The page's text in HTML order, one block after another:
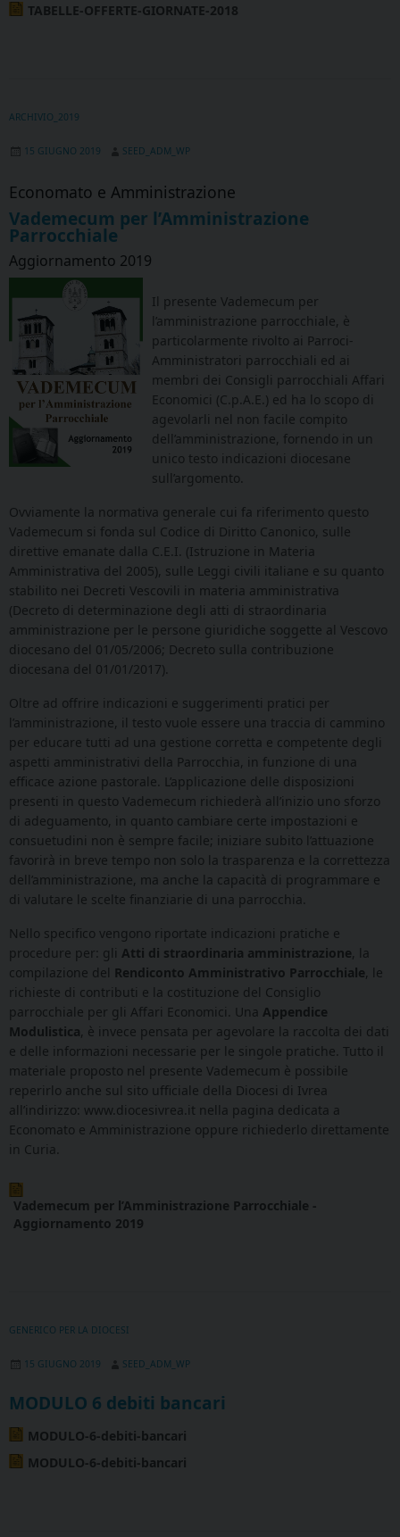
TABELLE-OFFERTE-GIORNATE-2018
ARCHIVIO_2019
15 GIUGNO 2019 SEED_ADM_WP
Economato e Amministrazione
Vademecum per l’Amministrazione
Parrocchiale
Aggiornamento 2019
Il presente Vademecum per
l’amministrazione parrocchiale, è
particolarmente rivolto ai Parroci-
Amministratori parrocchiali ed ai
membri dei Consigli parrocchiali Affari
Economici (C.p.A.E.) ed ha lo scopo di
agevolarli nel non facile compito
dell’amministrazione, fornendo in un
unico testo indicazioni diocesane
sull’argomento.
Ovviamente la normativa generale cui fa riferimento questo
Vademecum si fonda sul Codice di Diritto Canonico, sulle
direttive emanate dalla C.E.I. (Istruzione in Materia
Amministrativa del 2005), sulle Leggi civili italiane e su quanto
stabilito nei Decreti Vescovili in materia amministrativa
(Decreto di determinazione degli atti di straordinaria
amministrazione per le persone giuridiche soggette al Vescovo
diocesano del 01/05/2006; Decreto sulla contribuzione
diocesana del 01/01/2017).
Oltre ad offrire indicazioni e suggerimenti pratici per
l’amministrazione, il testo vuole essere una traccia di cammino
per educare tutti ad una gestione corretta e competente degli
aspetti amministrativi della Parrocchia, in funzione di una
efficace azione pastorale. L’applicazione delle disposizioni
presenti in questo Vademecum richiederà all’inizio uno sforzo
di adeguamento, in quanto cambiare certe impostazioni e
consuetudini non è sempre facile; iniziare subito l’attuazione
favorirà in breve tempo non solo la trasparenza e la correttezza
dell’amministrazione, ma anche la capacità di programmare e
di valutare le scelte finanziarie di una parrocchia.
Nello specifico vengono riportate indicazioni pratiche e
procedure per: gli Atti di straordinaria amministrazione, la
compilazione del Rendiconto Amministrativo Parrocchiale, le
richieste di contributi e la costituzione del Consiglio
parrocchiale per gli Affari Economici. Una Appendice
Modulistica, è invece pensata per agevolare la raccolta dei dati
e delle informazioni necessarie per le singole pratiche. Tutto il
materiale proposto nel presente Vademecum è possibile
reperirlo anche sul sito ufficiale della Diocesi di Ivrea
all’indirizzo: www.diocesivrea.it nella pagina dedicata a
Economato e Amministrazione oppure richiederlo direttamente
in Curia.
Vademecum per l’Amministrazione Parrocchiale -
Aggiornamento 2019
GENERICO PER LA DIOCESI
15 GIUGNO 2019 SEED_ADM_WP
MODULO 6 debiti bancari
MODULO-6-debiti-bancari
MODULO-6-debiti-bancari